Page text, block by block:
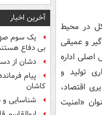
در محیط
و عمیقی
اداره
تولید و
اقتصاد،
«امنیت
آخرین اخبار
یک‌ سوم
بی دفاع
دشان از
پیام
کاشان
شناسایی و بازداشت